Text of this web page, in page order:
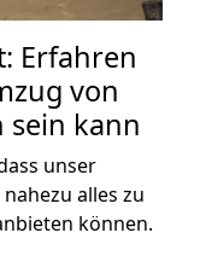
Erfahren
von
sein kann
unser
alles zu
können.